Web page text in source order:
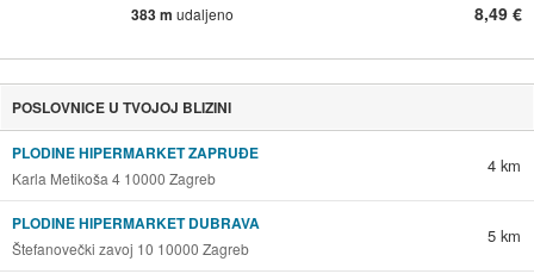
383 m udaljeno 8,49 €
POSLOVNICE U TVOJOJ BLIZINI
PLODINE HIPERMARKET ZAPRUĐE
Karla Metikoša 4 10000 Zagreb
4 km
PLODINE HIPERMARKET DUBRAVA
Štefanovečki zavoj 10 10000 Zagreb
5 km